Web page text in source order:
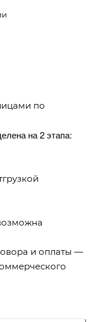
по
на 2 этапа:
и оплаты —